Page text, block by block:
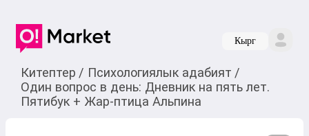
Кырг
Китептер / Психологиялык адабият /
Один вопрос в день: Дневник на пять лет.
Пятибук + Жар-птица Альпина